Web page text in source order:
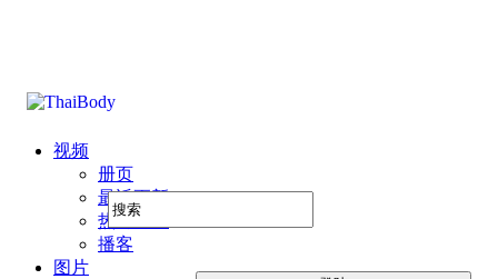
视频
册页
最近更新
热门图片
播客
图片